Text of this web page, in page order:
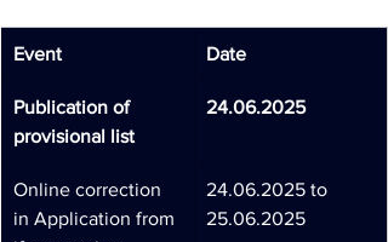
Event Date
Publication of
provisional list
24.06.2025
Online correction
in Application from
24.06.2025 to
25.06.2025